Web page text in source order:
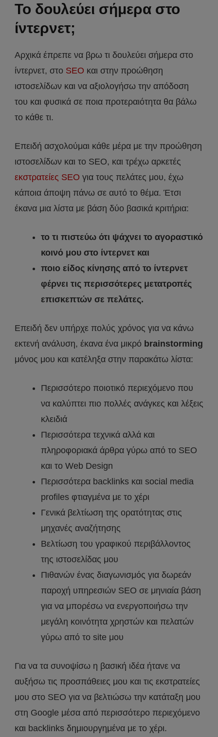
Το δουλεύει σήμερα στο
ίντερνετ;
Αρχικά έπρεπε να βρω τι δουλεύει σήμερα στο
ίντερνετ, στο SEO και στην προώθηση
ιστοσελίδων και να αξιολογήσω την απόδοση
του και φυσικά σε ποια προτεραιότητα θα βάλω
το κάθε τι.
Επειδή ασχολούμαι κάθε μέρα με την προώθηση
ιστοσελίδων και το SEO, και τρέχω αρκετές
εκστρατείες SEO για τους πελάτες μου, έχω
κάποια άποψη πάνω σε αυτό το θέμα. Έτσι
έκανα μια λίστα με βάση δύο βασικά κριτήρια:
το τι πιστεύω ότι ψάχνει το αγοραστικό
κοινό μου στο ίντερνετ και
ποιο είδος κίνησης από το ίντερνετ
φέρνει τις περισσότερες μετατροπές
επισκεπτών σε πελάτες.
Επειδή δεν υπήρχε πολύς χρόνος για να κάνω
εκτενή ανάλυση, έκανα ένα μικρό brainstorming
μόνος μου και κατέληξα στην παρακάτω λίστα:
Περισσότερο ποιοτικό περιεχόμενο που
να καλύπτει πιο πολλές ανάγκες και λέξεις
κλειδιά
Περισσότερα τεχνικά αλλά και
πληροφοριακά άρθρα γύρω από το SEO
και το Web Design
Περισσότερα backlinks και social media
profiles φτιαγμένα με το χέρι
Γενικά βελτίωση της ορατότητας στις
μηχανές αναζήτησης
Βελτίωση του γραφικού περιβάλλοντος
της ιστοσελίδας μου
Πιθανών ένας διαγωνισμός για δωρεάν
παροχή υπηρεσιών SEO σε μηνιαία βάση
για να μπορέσω να ενεργοποιήσω την
μεγάλη κοινότητα χρηστών και πελατών
γύρω από το site μου
Για να τα συνοψίσω η βασική ιδέα ήτανε να
αυξήσω τις προσπάθειες μου και τις εκστρατείες
μου στο SEO για να βελτιώσω την κατάταξη μου
στη Google μέσα από περισσότερο περιεχόμενο
και backlinks δημιουργημένα με το χέρι.